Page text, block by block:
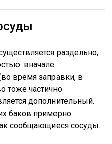
раздельно,
вначале
время заправки, в
тоже частично
дополнительный.
баков примерно
сообщающиеся сосуды.